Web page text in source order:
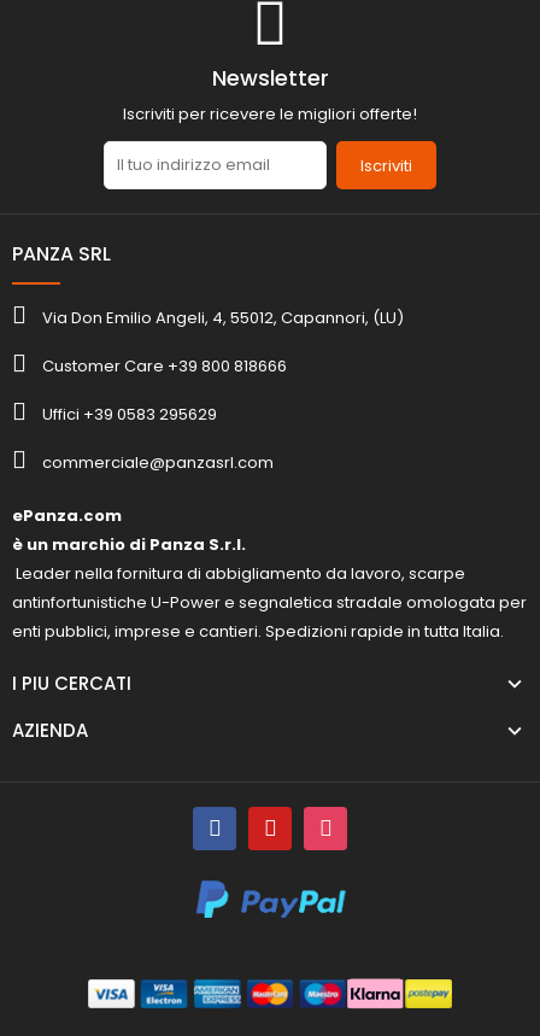
Newsletter
Iscriviti per ricevere le migliori offerte!
Iscriviti
PANZA SRL
Via Don Emilio Angeli, 4, 55012, Capannori, (LU)
Customer Care +39 800 818666
Uffici +39 0583 295629
commerciale@panzasrl.com
ePanza.com
è un marchio di Panza S.r.l.
Leader nella fornitura di abbigliamento da lavoro, scarpe
antinfortunistiche U-Power e segnaletica stradale omologata per
enti pubblici, imprese e cantieri. Spedizioni rapide in tutta Italia.
I PIU CERCATI
AZIENDA